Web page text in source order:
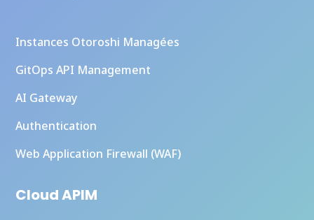
Instances Otoroshi Managées
GitOps API Management
AI Gateway
Authentication
Web Application Firewall (WAF)
Cloud APIM